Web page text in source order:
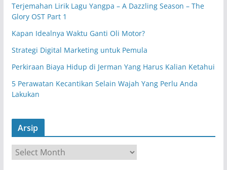
Terjemahan Lirik Lagu Yangpa – A Dazzling Season – The
Glory OST Part 1
Kapan Idealnya Waktu Ganti Oli Motor?
Strategi Digital Marketing untuk Pemula
Perkiraan Biaya Hidup di Jerman Yang Harus Kalian Ketahui
5 Perawatan Kecantikan Selain Wajah Yang Perlu Anda
Lakukan
Arsip
r